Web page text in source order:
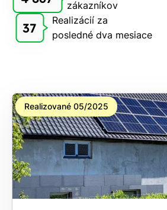
zákazníkov
37
Realizácií za
posledné dva mesiace
Realizované 05/2025